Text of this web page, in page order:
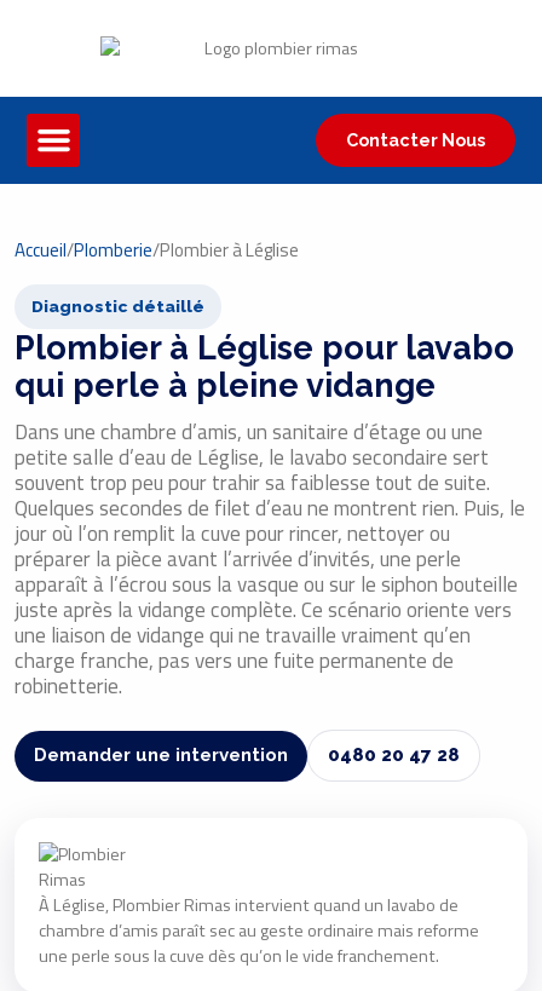
Contacter Nous
Accueil/Plomberie/Plombier à Léglise
Diagnostic détaillé
Plombier à Léglise pour lavabo
qui perle à pleine vidange
Dans une chambre d’amis, un sanitaire d’étage ou une
petite salle d’eau de Léglise, le lavabo secondaire sert
souvent trop peu pour trahir sa faiblesse tout de suite.
Quelques secondes de filet d’eau ne montrent rien. Puis, le
jour où l’on remplit la cuve pour rincer, nettoyer ou
préparer la pièce avant l’arrivée d’invités, une perle
apparaît à l’écrou sous la vasque ou sur le siphon bouteille
juste après la vidange complète. Ce scénario oriente vers
une liaison de vidange qui ne travaille vraiment qu’en
charge franche, pas vers une fuite permanente de
robinetterie.
Demander une intervention 0480 20 47 28
À Léglise, Plombier Rimas intervient quand un lavabo de
chambre d’amis paraît sec au geste ordinaire mais reforme
une perle sous la cuve dès qu’on le vide franchement.